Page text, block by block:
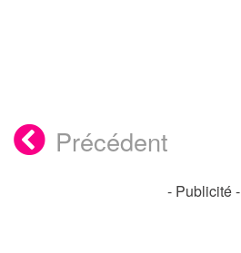
Précédent
- Publicité -